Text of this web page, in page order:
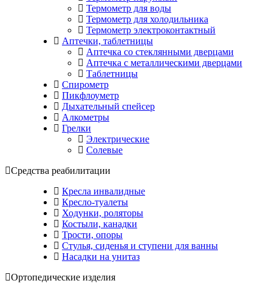
Термометр для воды
Термометр для холодильника
Термометр электроконтактный
Аптечки, таблетницы
Аптечка со стеклянными дверцами
Аптечка с металлическими дверцами
Таблетницы
Спирометр
Пикфлоуметр
Дыхательный спейсер
Алкометры
Грелки
Электрические
Солевые
Средства реабилитации
Кресла инвалидные
Кресло-туалеты
Ходунки, роляторы
Костыли, канадки
Трости, опоры
Стулья, сиденья и ступени для ванны
Насадки на унитаз
Ортопедические изделия